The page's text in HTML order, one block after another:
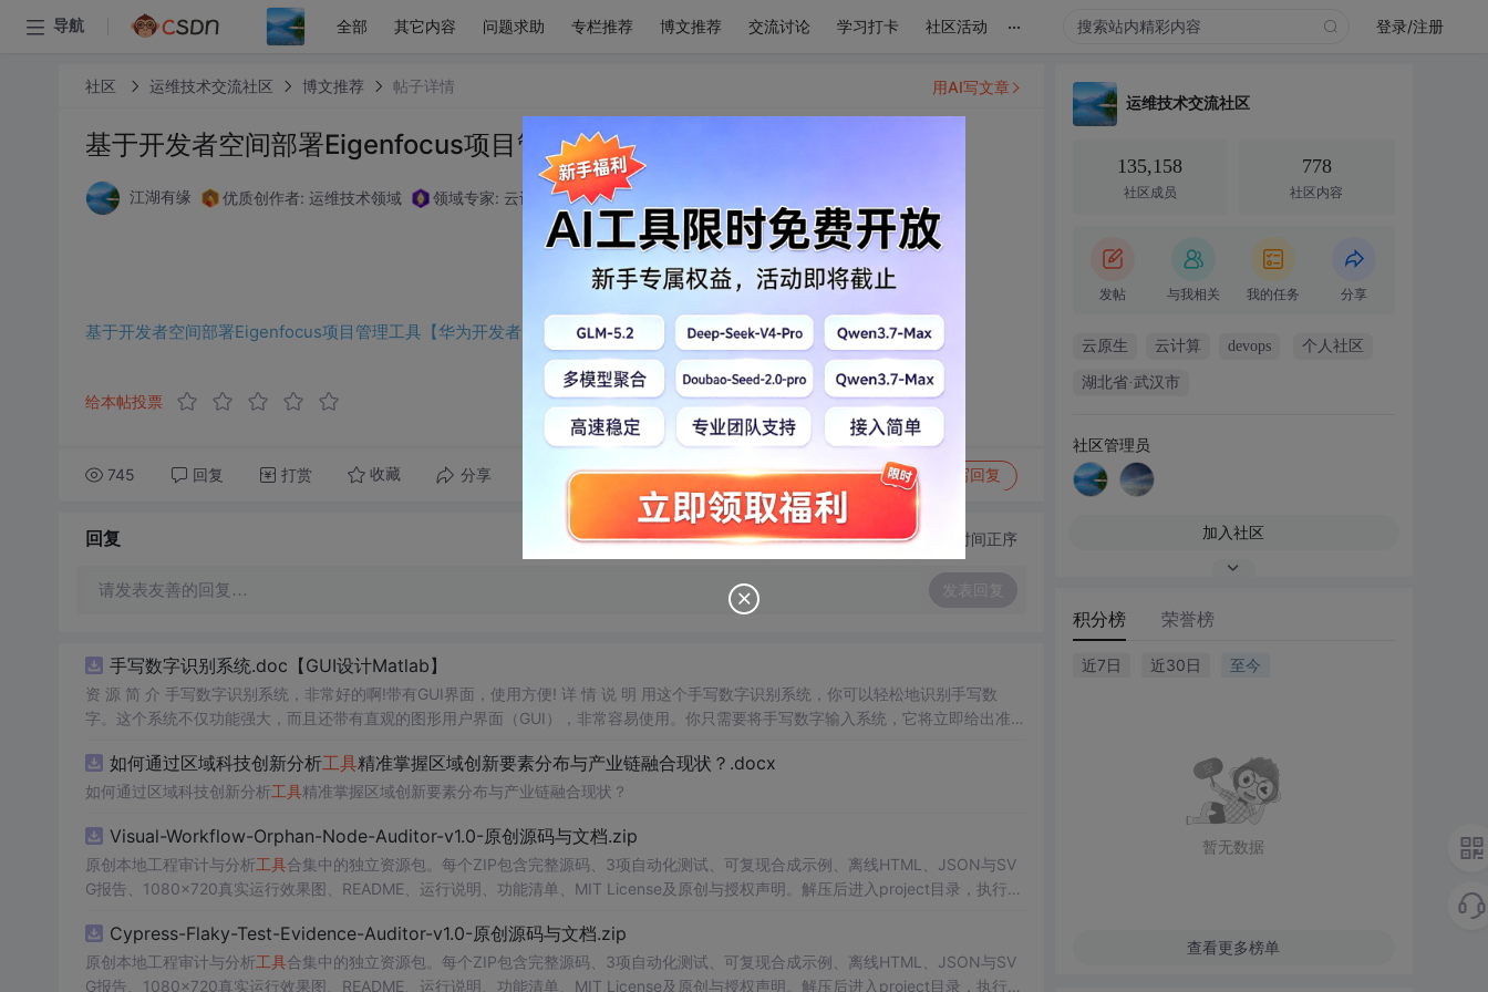
导航 全部 其它内容 问题求助 专栏推荐 博文推荐 交流讨论 学习打卡 社区活动 ... 登录/注册
社区 运维技术交流社区 博文推荐 帖子详情
基于开发者空间部署Eigenfocus项目管理工具【华为开发者空间】
江湖有缘 优质创作者: 运维技术领域 领域专家: 云计算技术领域
基于开发者空间部署Eigenfocus项目管理工具【华为开发者空间】
给本帖投票
745 回复 打赏 收藏 分享 转发到动态 举报 写回复
用AI写文章
回复 切换为时间正序
请发表友善的回复… 发表回复
手写数字识别系统.doc【GUI设计Matlab】
资 源 简 介 手写数字识别系统，非常好的啊!带有GUI界面，使用方便! 详 情 说 明 用这个手写数字识别系统，你可以轻松地识别手写数
字。这个系统不仅功能强大，而且还带有直观的图形用户界面（GUI），非常容易使用。你只需要将手写数字输入系统，它将立即给出准确
便和实用的工具，你一定会喜欢它的！
如何通过区域科技创新分析工具精准掌握区域创新要素分布与产业链融合现状？.docx
如何通过区域科技创新分析工具精准掌握区域创新要素分布与产业链融合现状？
Visual-Workflow-Orphan-Node-Auditor-v1.0-原创源码与文档.zip
原创本地工程审计与分析工具合集中的独立资源包。每个ZIP包含完整源码、3项自动化测试、可复现合成示例、离线HTML、JSON与SV
G报告、1080×720真实运行效果图、README、运行说明、功能清单、MIT License及原创与授权声明。解压后进入project目录，执行np
源码、Logo、官方截图、论文、生产日志或其他受限素材。适合前端开发、AI应用工程、测试审计和课程实践。
Cypress-Flaky-Test-Evidence-Auditor-v1.0-原创源码与文档.zip
原创本地工程审计与分析工具合集中的独立资源包。每个ZIP包含完整源码、3项自动化测试、可复现合成示例、离线HTML、JSON与SV
G报告、1080×720真实运行效果图、README、运行说明、功能清单、MIT License及原创与授权声明。解压后进入project目录，执行np
运维技术交流社区
135,158
社区成员
778
社区内容
发帖 与我相关 我的任务 分享
云原生 云计算 devops 个人社区
湖北省·武汉市
社区管理员
加入社区
积分榜 荣誉榜
近7日 近30日 至今
暂无数据
查看更多榜单